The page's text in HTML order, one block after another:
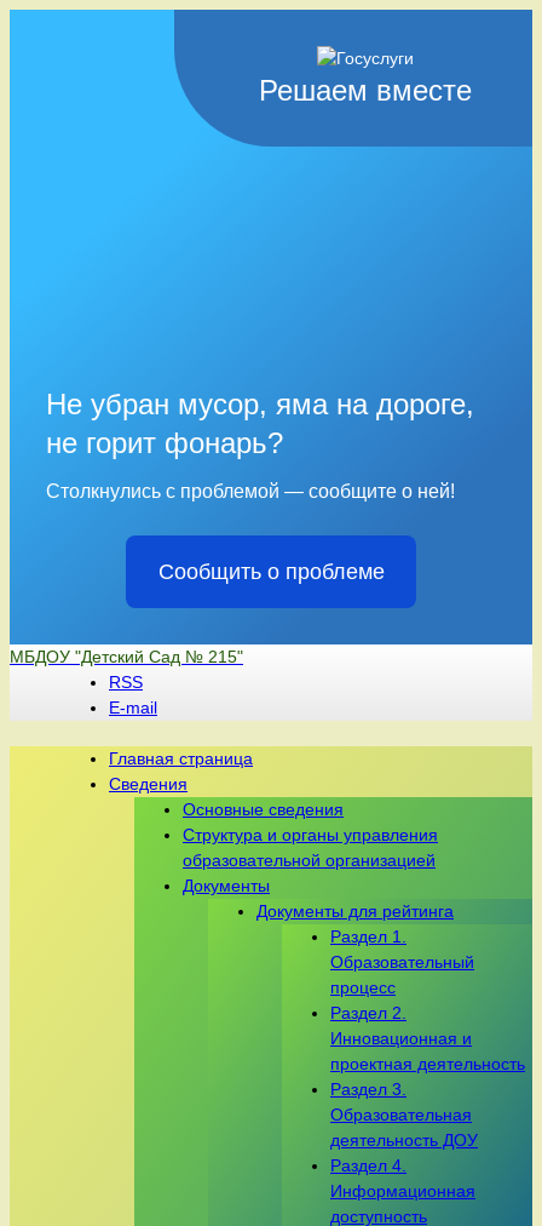
Решаем вместе
Не убран мусор, яма на дороге,
не горит фонарь?
Столкнулись с проблемой — сообщите о ней!
Сообщить о проблеме
Перейти
содержимому
МБДОУ "Детский Сад № 215"
RSS
E-mail
Главная страница
Сведения
Основные сведения
Структура и органы управления
образовательной организацией
Документы
Документы для рейтинга
Раздел 1.
Образовательный
процесс
Раздел 2.
Инновационная и
проектная деятельность
Раздел 3.
Образовательная
деятельность ДОУ
Раздел 4.
Информационная
доступность